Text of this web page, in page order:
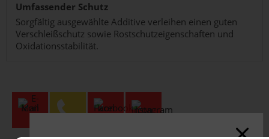
Umfassender Schutz
Sorgfältig ausgewählte Additive verleihen einen guten
Verschleißschutz sowie Rostschutzeigenschaften und
Oxidationsstabilität.